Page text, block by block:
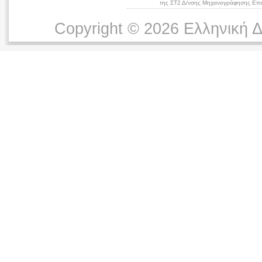
της ΣΤ2 Δ/νσης Μηχανογράφησης
Copyright © 2026 Ελληνική